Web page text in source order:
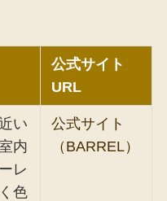
公式サイト
URL
い
内
レ
色
公式サイト
（BARREL）